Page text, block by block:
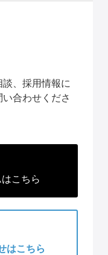
、採用情報に
合わせくださ
こちら
はこちら